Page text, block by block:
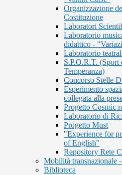
Organizzazione
Costituzione
Laboratori
Laboratorio
didattico -
Laboratorio
S.P.O.R.T. (Sport
Temperanza)
Concorso Stelle
Esperimento
collegata alla
Progetto Cosmic
Laboratorio di
Progetto Must
"Experience for
of English"
Repository Rete
Mobilità transnazionale
Biblioteca